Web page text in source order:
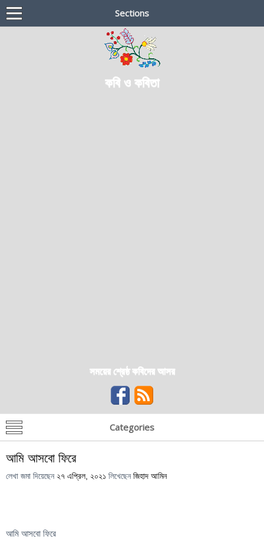
Sections
কবি ও কবিতা
সময়ের শ্রেষ্ঠ কবিদের আসর
Categories
আমি আসবো ফিরে
লেখা জমা দিয়েছেন ২৭ এপ্রিল, ২০২১ লিখেছেন জিহাদ আমিন
আমি আসবো ফিরে